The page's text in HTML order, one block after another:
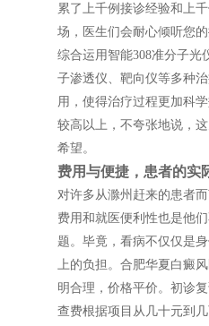
累了上千例接诊经验和上
场，医生们会耐心倾听您
综合运用智能308准分子光
子渗透仪、靶向仪等多种
用，使得治疗过程更加科
较高以上，不夸张地说，
希望。
费用与便捷，患者的实
对许多从滁州赶来的患者
费用和就医便利性也是他
题。毕竟，看病不仅仅是
上的负担。合肥华夏白癜
明合理，价格平价。初诊
查费根据项目从几十元到